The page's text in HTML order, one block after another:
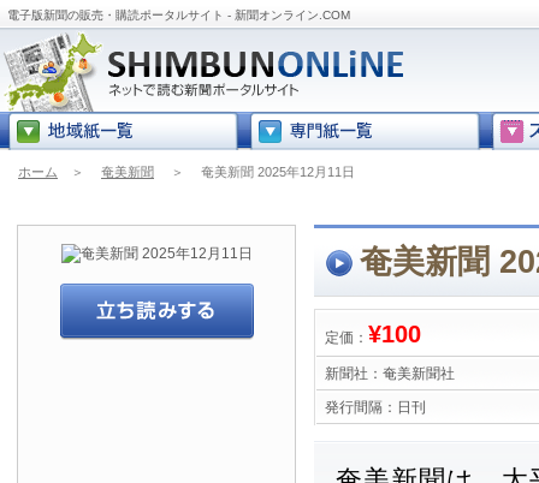
電子版新聞の販売・購読ポータルサイト - 新聞オンライン.COM
ホーム ＞ 奄美新聞 ＞ 奄美新聞 2025年12月11日
奄美新聞
定価： ¥100
新聞社： 奄美新聞社
発行間隔： 日刊